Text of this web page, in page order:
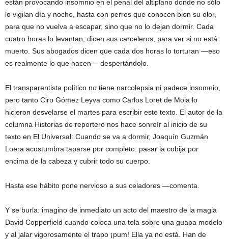
están provocando insomnio en el penal del altiplano donde no sólo
lo vigilan día y noche, hasta con perros que conocen bien su olor,
para que no vuelva a escapar, sino que no lo dejan dormir. Cada
cuatro horas lo levantan, dicen sus carceleros, para ver si no está
muerto. Sus abogados dicen que cada dos horas lo torturan —eso
es realmente lo que hacen— despertándolo.
El transparentista político no tiene narcolepsia ni padece insomnio,
pero tanto Ciro Gómez Leyva como Carlos Loret de Mola lo
hicieron desvelarse el martes para escribir este texto. El autor de la
columna Historias de reportero nos hace sonreír al inicio de su
texto en El Universal: Cuando se va a dormir, Joaquín Guzmán
Loera acostumbra taparse por completo: pasar la cobija por
encima de la cabeza y cubrir todo su cuerpo.
Hasta ese hábito pone nervioso a sus celadores —comenta.
Y se burla: imagino de inmediato un acto del maestro de la magia
David Copperfield cuando coloca una tela sobre una guapa modelo
y al jalar vigorosamente el trapo ¡pum! Ella ya no está. Han de